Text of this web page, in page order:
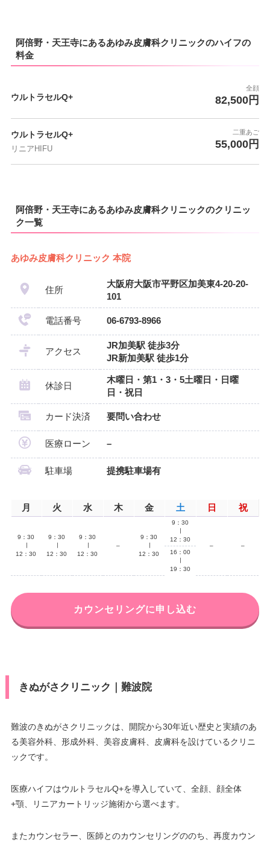
阿倍野・天王寺にあるあゆみ皮膚科クリニックのハイフの
料金
ウルトラセルQ+
全顔
82,500円
ウルトラセルQ+
リニアHIFU
二重あご
55,000円
阿倍野・天王寺にあるあゆみ皮膚科クリニックのクリニッ
ク一覧
あゆみ皮膚科クリニック 本院
住所
大阪府大阪市平野区加美東4-20-20-
101
電話番号 06-6793-8966
アクセス
JR加美駅 徒歩3分
JR新加美駅 徒歩1分
休診日
木曜日・第1・3・5土曜日・日曜
日・祝日
カード決済 要問い合わせ
医療ローン –
駐車場 提携駐車場有
月 火 水 木 金 土 日 祝
9：30
12：30
9：30
12：30
9：30
12：30
–
9：30
12：30
9：30
12：30
–
–
16：00
19：30
カウンセリングに申し込む
きぬがさクリニック｜難波院
難波のきぬがさクリニックは、開院から30年近い歴史と実績のあ
る美容外科、形成外科、美容皮膚科、皮膚科を設けているクリニ
ックです。
医療ハイフはウルトラセルQ+を導入していて、全顔、顔全体
+顎、リニアカートリッジ施術から選べます。
またカウンセラー、医師とのカウンセリングののち、再度カウン